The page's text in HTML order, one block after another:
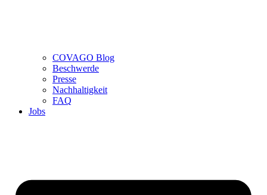
COVAGO Blog
Beschwerde
Presse
Nachhaltigkeit
FAQ
Jobs